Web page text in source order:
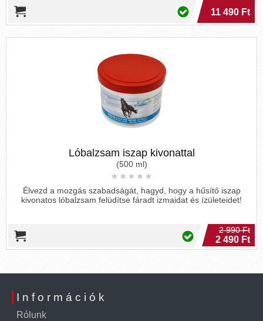
11 490 Ft
Lóbalzsam iszap kivonattal
(500 ml)
Élvezd a mozgás szabadságát, hagyd, hogy a hűsítő iszap
kivonatos lóbalzsam felüdítse fáradt izmaidat és ízületeidet!
2 990 Ft
2 490 Ft
Információk
Rólunk